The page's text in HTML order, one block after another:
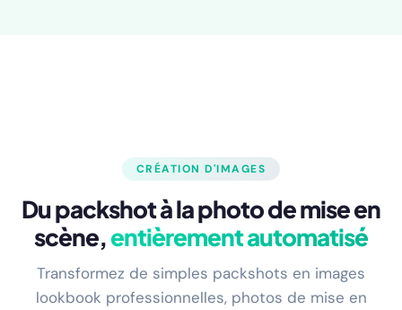
CRÉATION D'IMAGES
Du packshot à la photo de mise en
scène,entièrement automatisé
Transformez de simples packshots en images
lookbook professionnelles, photos de mise en